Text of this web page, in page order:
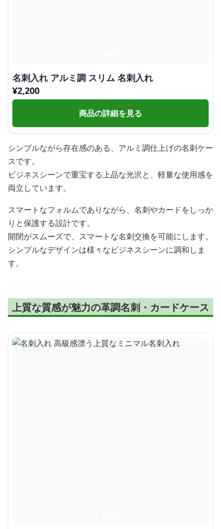
名刺入れ アルミ調 スリム 名刺入れ
¥2,200
商品の詳細を見る
シンプルながら存在感のある、アルミ調仕上げの名刺ケー
スです。
ビジネスシーンで重宝する上品な光沢と、軽量な使用感を
両立しています。
スマートなフォルムでありながら、名刺やカードをしっか
りと保護する設計です。
開閉がスムーズで、スマートな名刺交換を可能にします。
シンプルなデザインは様々なビジネスシーンに調和しま
す。
上質な質感が魅力の革調名刺・カードケース